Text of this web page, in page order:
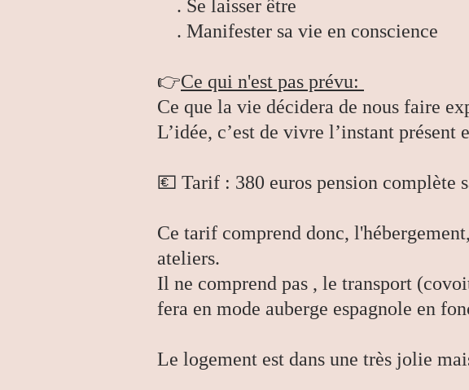
. Se laisser être
. Manifester sa vie en conscience
👉Ce qui n'est pas prévu:
Ce que la vie décidera de nous faire
L’idée, c’est de vivre l’instant présent
💶 Tarif : 380 euros pension complète
Ce tarif comprend donc,
ateliers.
Il ne comprend pas , le transport
fera en mode auberge espagnole en
Le logement est dans une très jolie